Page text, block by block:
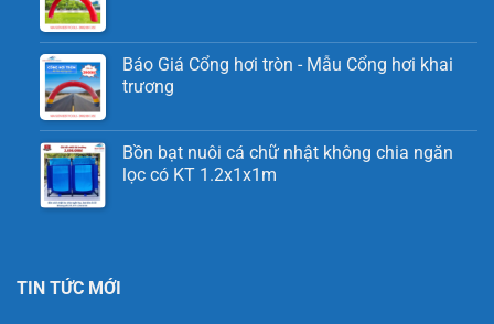
Báo Giá Cổng hơi tròn - Mẫu Cổng hơi khai
trương
Bồn bạt nuôi cá chữ nhật không chia ngăn
lọc có KT 1.2x1x1m
TIN TỨC MỚI